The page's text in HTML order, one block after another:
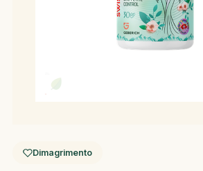
Dimagrimento